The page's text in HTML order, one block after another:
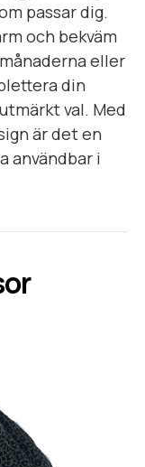
passar dig.
och bekväm
eller
din
val. Med
är det en
användbar i